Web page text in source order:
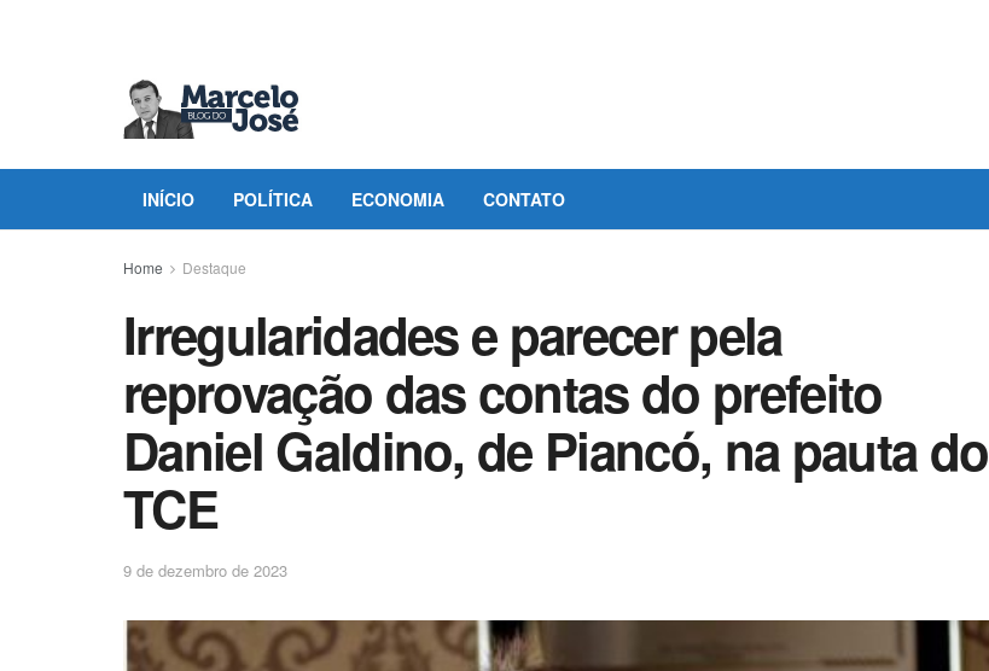
INÍCIO POLÍTICA ECONOMIA CONTATO
Home Destaque
Irregularidades e parecer pela
reprovação das contas do prefeito
Daniel Galdino, de Piancó, na pauta do
TCE
9 de dezembro de 2023